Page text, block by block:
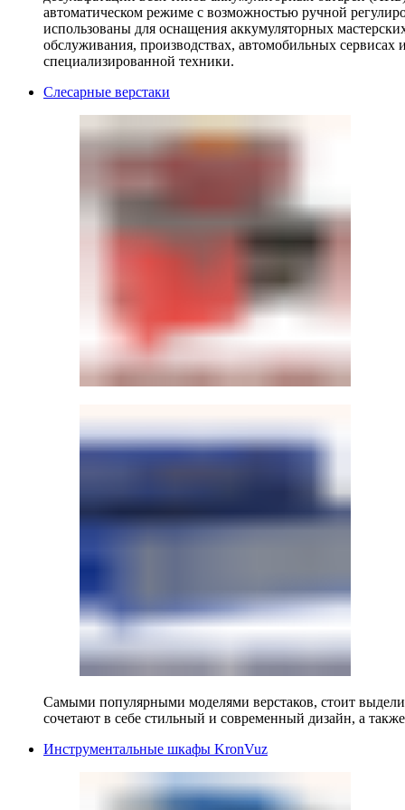
автоматическом режиме с возможностью ручной
использованы для оснащения аккумуляторных
обслуживания, производствах, автомобильных
специализированной техники.
Слесарные верстаки
Самыми популярными моделями верстаков, стоит
сочетают в себе стильный и современный дизайн, а
Инструментальные шкафы KronVuz